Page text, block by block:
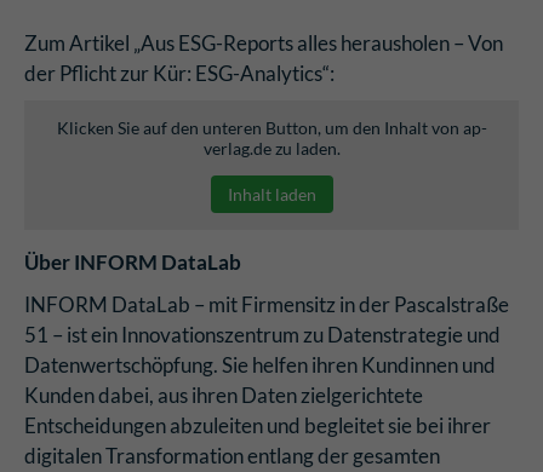
Zum Artikel „Aus ESG-Reports alles herausholen – Von
der Pflicht zur Kür: ESG-Analytics“:
Klicken Sie auf den unteren Button, um den Inhalt von ap-
verlag.de zu laden.
Inhalt laden
Über INFORM DataLab
INFORM DataLab – mit Firmensitz in der Pascalstraße
51 – ist ein Innovationszentrum zu Datenstrategie und
Datenwertschöpfung. Sie helfen ihren Kundinnen und
Kunden dabei, aus ihren Daten zielgerichtete
Entscheidungen abzuleiten und begleitet sie bei ihrer
digitalen Transformation entlang der gesamten